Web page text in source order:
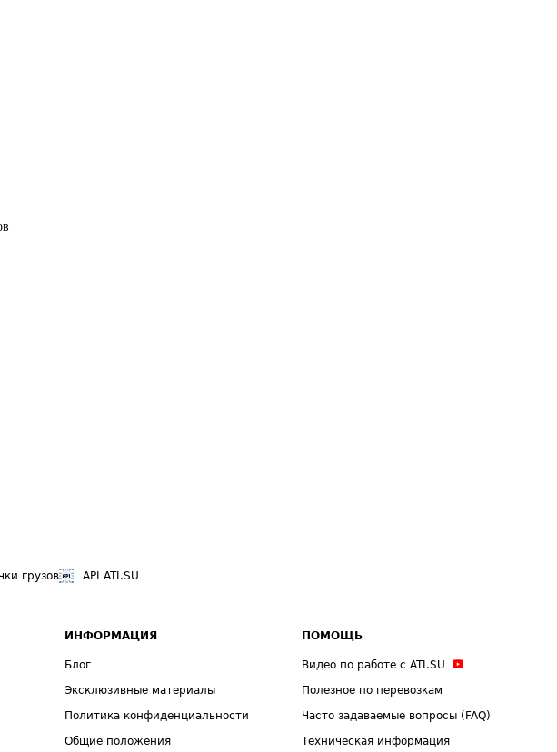
грузов API ATI.SU
ИНФОРМАЦИЯ
Блог
Эксклюзивные материалы
Политика конфиденциальности
Общие положения
ПОМОЩЬ
Видео по работе с ATI.SU
Полезное по перевозкам
Часто задаваемые вопросы (FAQ)
Техническая информация